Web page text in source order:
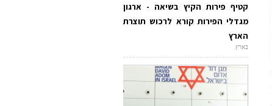
קטיף פירות הקיץ בשיאה - ארגון
מגדלי הפירות קורא לרכוש תוצרת
הארץ
בארץ